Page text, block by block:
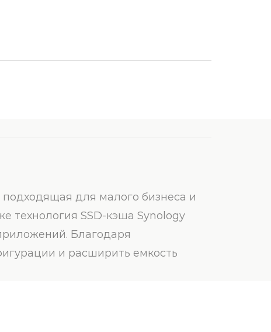
для малого бизнеса и
технология SSD-кэша Synology
Благодаря
и расширить емкость